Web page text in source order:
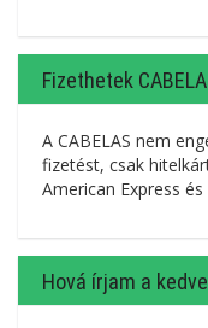
Fizethetek
A CABELAS nem
fizetést, csak
American Express
Hová írjam a